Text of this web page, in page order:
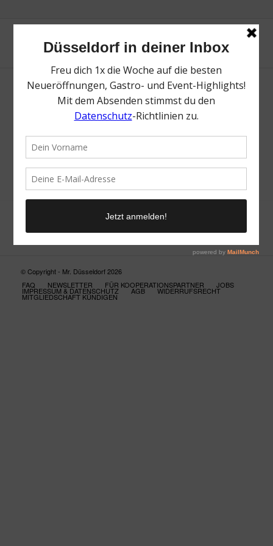
Neue Suche
Suchergebnis nicht zufriedenstellend? Versuche es mal mit
einem Wortteil oder einer anderen Schreibweise.
© Copyright - Mr. Düsseldorf 2026
FAQ
NEWSLETTER FÜR KOOPERATIONSPARTNER JOBS
IMPRESSUM & DATENSCHUTZ AGB WIDERRUFSRECHT
MITGLIEDSCHAFT KÜNDIGEN